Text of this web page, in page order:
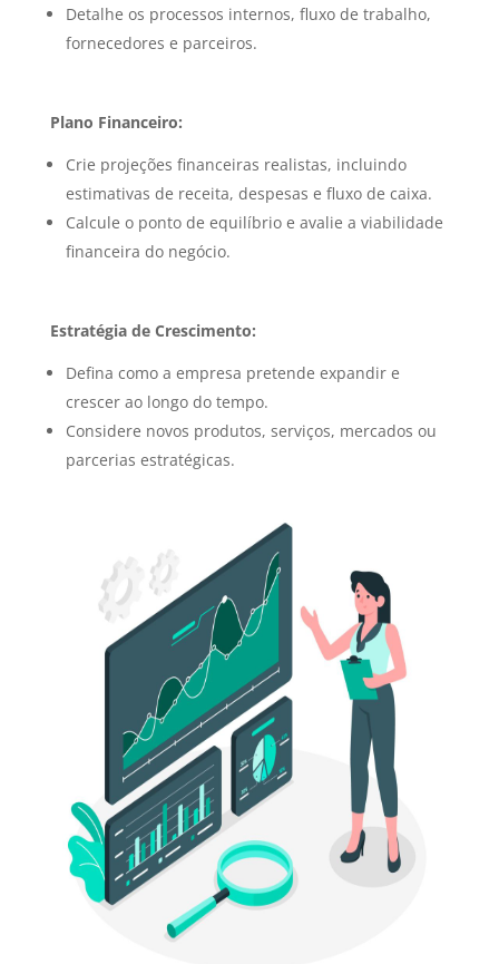
Detalhe os processos internos, fluxo de trabalho,
fornecedores e parceiros.
Plano Financeiro:
Crie projeções financeiras realistas, incluindo
estimativas de receita, despesas e fluxo de caixa.
Calcule o ponto de equilíbrio e avalie a viabilidade
financeira do negócio.
Estratégia de Crescimento:
Defina como a empresa pretende expandir e
crescer ao longo do tempo.
Considere novos produtos, serviços, mercados ou
parcerias estratégicas.